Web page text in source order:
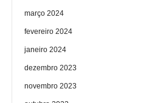
março 2024
fevereiro 2024
janeiro 2024
dezembro 2023
novembro 2023